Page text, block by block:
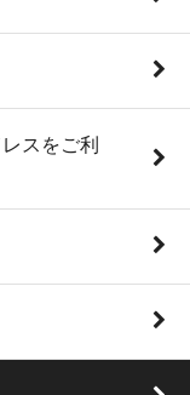
スをご利